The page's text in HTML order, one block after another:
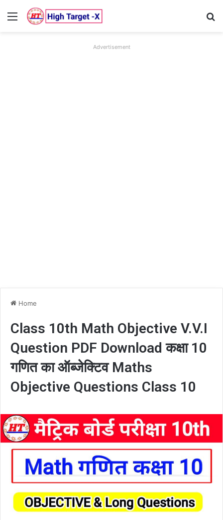
Menu
Advertisement
Home
Class 10th Math Objective V.V.I
Question PDF Download कक्षा 10
गणित का ऑब्जेक्टिव Maths
Objective Questions Class 10